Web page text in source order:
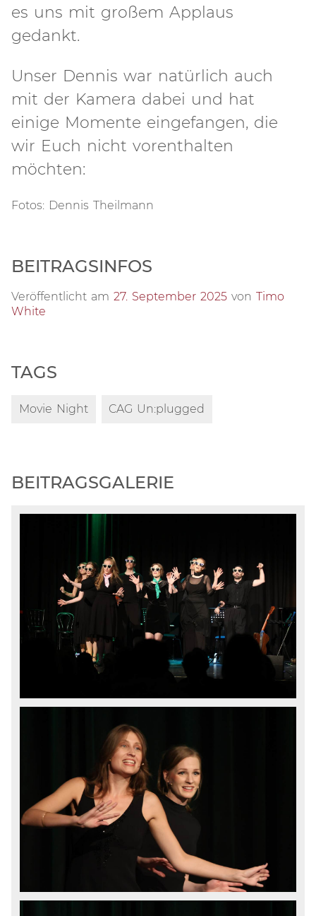
es uns mit großem Applaus
gedankt.
Unser Dennis war natürlich auch
mit der Kamera dabei und hat
einige Momente eingefangen, die
wir Euch nicht vorenthalten
möchten:
Fotos: Dennis Theilmann
BEITRAGSINFOS
Veröffentlicht am 27. September 2025 von Timo
White
TAGS
Movie Night CAG Un:plugged
BEITRAGSGALERIE